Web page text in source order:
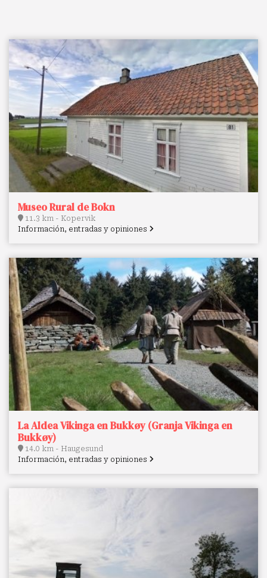
Museo Rural de Bokn
11.3 km - Kopervik
Información, entradas y opiniones
La Aldea Vikinga en Bukkøy (Granja Vikinga en
Bukkøy)
14.0 km - Haugesund
Información, entradas y opiniones